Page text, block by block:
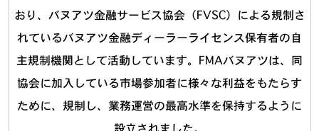
おり、バヌアツ金融サービス協会（FVSC）による規制さ
れているバヌアツ金融ディーラーライセンス保有者の自
主規制機関として活動しています。FMAバヌアツは、同
協会に加入している市場参加者に様々な利益をもたらす
ために、規制し、業務運営の最高水準を保持するように
設立されました。